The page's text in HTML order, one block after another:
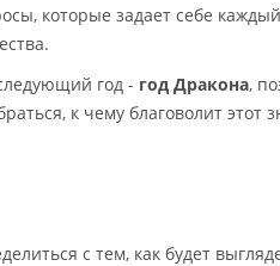
которые задает себе
год - год Дракона,
к чему благоволит этот
с тем, как будет